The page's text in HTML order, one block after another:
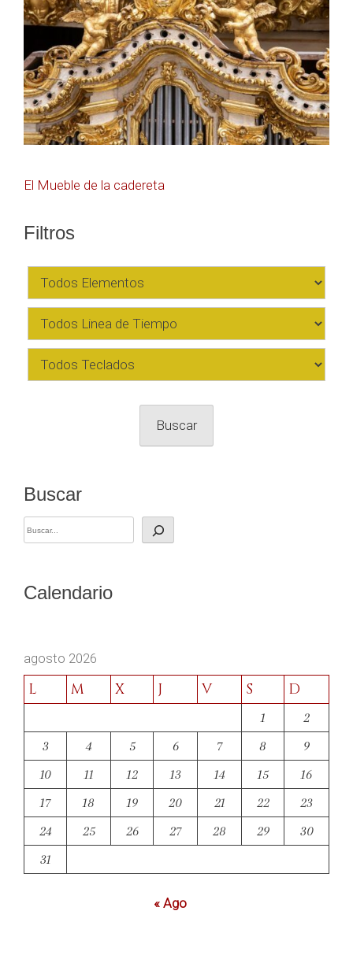
Navegación
entradas
El Mueble de la cadereta
Filtros
Buscar
Calendario
agosto 2026
L M X J V S D
1
2
3
4 5 6 7 8
9
10
11 12 13 14 15
16
17
18 19 20 21 22
23
24
25 26 27 28 29
30
31
« Ago